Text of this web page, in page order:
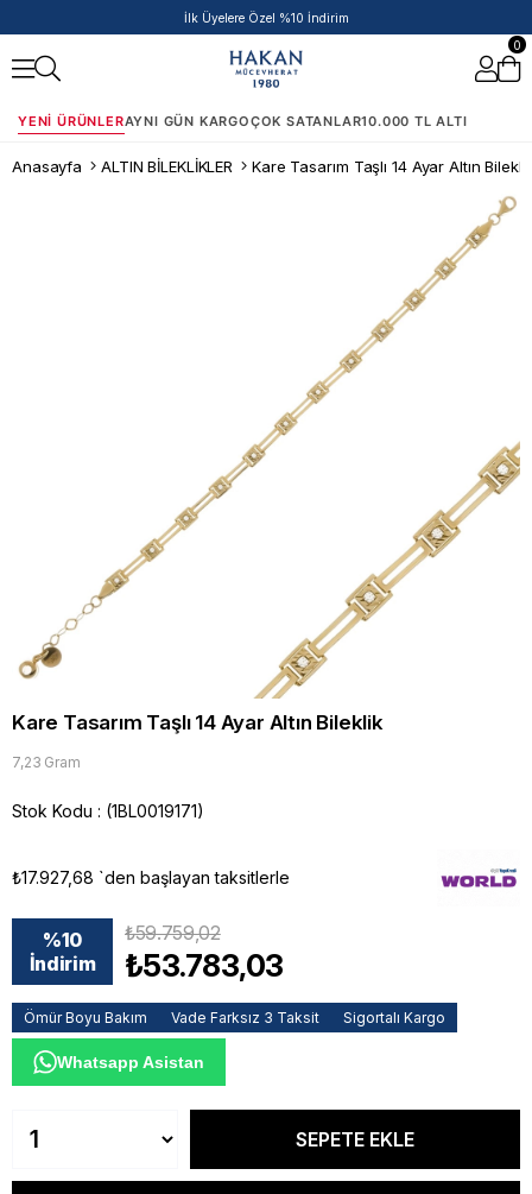
İlk Üyelere Özel %10 İndirim
0
YENI ÜRÜNLERAYNI GÜN KARGOÇOK SATANLAR10.000 TL ALTI
Anasayfa ALTIN BİLEKLİKLER Kare Tasarım Taşlı 14 Ayar Altın
Kare Tasarım Taşlı 14 Ayar Altın Bileklik
7,23 Gram
Stok Kodu (1BL0019171)
₺17.927,68 `den başlayan taksitlerle
%10
İndirim
₺59.759,02
₺53.783,03
Ömür Boyu Bakım Vade Farksız 3 Taksit Sigortalı Kargo
Whatsapp Asistan